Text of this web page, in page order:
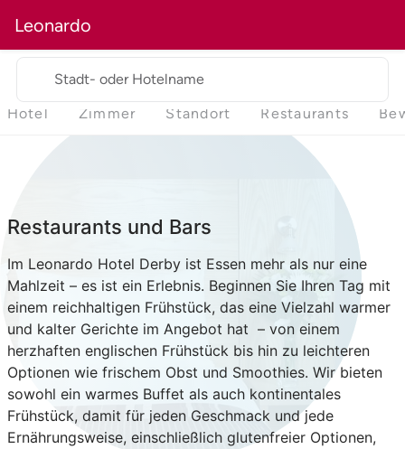
Leonardo
Stadt- oder Hotelname
Hotel Zimmer Standort Restaurants
Restaurants und Bars
Im Leonardo Hotel Derby ist Essen mehr als nur eine
Mahlzeit – es ist ein Erlebnis. Beginnen Sie Ihren Tag mit
einem reichhaltigen Frühstück, das eine Vielzahl warmer
und kalter Gerichte im Angebot hat – von einem
herzhaften englischen Frühstück bis hin zu leichteren
Optionen wie frischem Obst und Smoothies. Wir bieten
sowohl ein warmes Buffet als auch kontinentales
Frühstück, damit für jeden Geschmack und jede
Ernährungsweise, einschließlich glutenfreier Optionen,